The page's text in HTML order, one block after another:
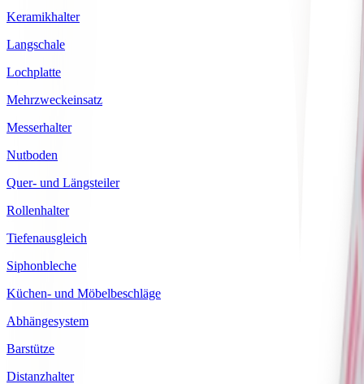
Keramikhalter
Langschale
Lochplatte
Mehrzweckeinsatz
Messerhalter
Nutboden
Quer- und Längsteiler
Rollenhalter
Tiefenausgleich
Siphonbleche
Küchen- und Möbelbeschläge
Abhängesystem
Barstütze
Distanzhalter